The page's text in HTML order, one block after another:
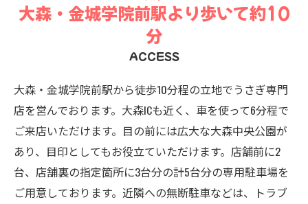
大森・金城学院前駅より歩いて約10
分
ACCESS
大森・金城学院前駅から徒歩10分程の立地でうさぎ専門
店を営んでおります。大森ICも近く、車を使って6分程で
ご来店いただけます。目の前には広大な大森中央公園が
あり、目印としてもお役立ていただけます。店舗前に2
台、店舗裏の指定箇所に3台分の計5台分の専用駐車場を
ご用意しております。近隣への無断駐車などは、トラブ